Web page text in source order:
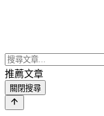
推薦文章
關閉搜尋